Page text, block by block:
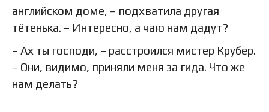
английском доме, – подхватила другая
тётенька. – Интересно, а чаю нам дадут?
– Ах ты господи, – расстроился мистер Крубер.
– Они, видимо, приняли меня за гида. Что же
нам делать?